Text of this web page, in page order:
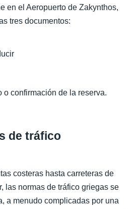
en el Aeropuerto de Zakynthos,
tres documentos:
o confirmación de la reserva.
de tráfico
costeras hasta carreteras de
las normas de tráfico griegas se
a menudo complicadas por una